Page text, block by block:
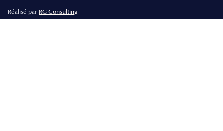
Réalisé par RG Consulting